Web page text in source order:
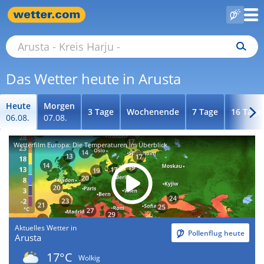
Das Wetter heute in Arusta
Heute
06.08.
Morgen
07.08.
3 Tage Wochenende 7 Tage 16 Tage
Wetterfilm Europa: Die Temperaturen im Überblick
Aktuelles Wetter in
Arusta Pollenflug heute
17°C
Wolkig